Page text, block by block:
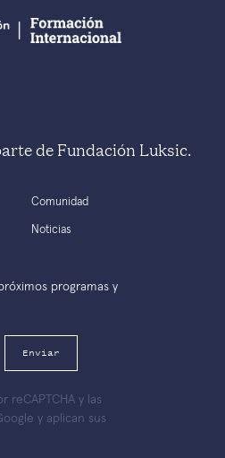
de Fundación Luksic.
Comunidad
Noticias
programas y
Enviar
reCAPTCHA y las
y aplican sus